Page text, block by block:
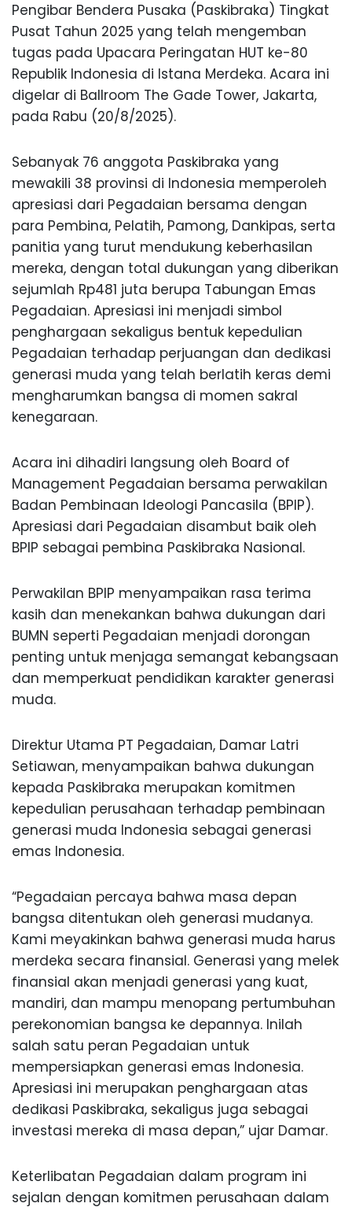
Pengibar Bendera Pusaka (Paskibraka) Tingkat
Pusat Tahun 2025 yang telah mengemban
tugas pada Upacara Peringatan HUT ke-80
Republik Indonesia di Istana Merdeka. Acara ini
digelar di Ballroom The Gade Tower, Jakarta,
pada Rabu (20/8/2025).
Sebanyak 76 anggota Paskibraka yang
mewakili 38 provinsi di Indonesia memperoleh
apresiasi dari Pegadaian bersama dengan
para Pembina, Pelatih, Pamong, Dankipas, serta
panitia yang turut mendukung keberhasilan
mereka, dengan total dukungan yang diberikan
sejumlah Rp481 juta berupa Tabungan Emas
Pegadaian. Apresiasi ini menjadi simbol
penghargaan sekaligus bentuk kepedulian
Pegadaian terhadap perjuangan dan dedikasi
generasi muda yang telah berlatih keras demi
mengharumkan bangsa di momen sakral
kenegaraan.
Acara ini dihadiri langsung oleh Board of
Management Pegadaian bersama perwakilan
Badan Pembinaan Ideologi Pancasila (BPIP).
Apresiasi dari Pegadaian disambut baik oleh
BPIP sebagai pembina Paskibraka Nasional.
Perwakilan BPIP menyampaikan rasa terima
kasih dan menekankan bahwa dukungan dari
BUMN seperti Pegadaian menjadi dorongan
penting untuk menjaga semangat kebangsaan
dan memperkuat pendidikan karakter generasi
muda.
Direktur Utama PT Pegadaian, Damar Latri
Setiawan, menyampaikan bahwa dukungan
kepada Paskibraka merupakan komitmen
kepedulian perusahaan terhadap pembinaan
generasi muda Indonesia sebagai generasi
emas Indonesia.
“Pegadaian percaya bahwa masa depan
bangsa ditentukan oleh generasi mudanya.
Kami meyakinkan bahwa generasi muda harus
merdeka secara finansial. Generasi yang melek
finansial akan menjadi generasi yang kuat,
mandiri, dan mampu menopang pertumbuhan
perekonomian bangsa ke depannya. Inilah
salah satu peran Pegadaian untuk
mempersiapkan generasi emas Indonesia.
Apresiasi ini merupakan penghargaan atas
dedikasi Paskibraka, sekaligus juga sebagai
investasi mereka di masa depan,” ujar Damar.
Keterlibatan Pegadaian dalam program ini
sejalan dengan komitmen perusahaan dalam